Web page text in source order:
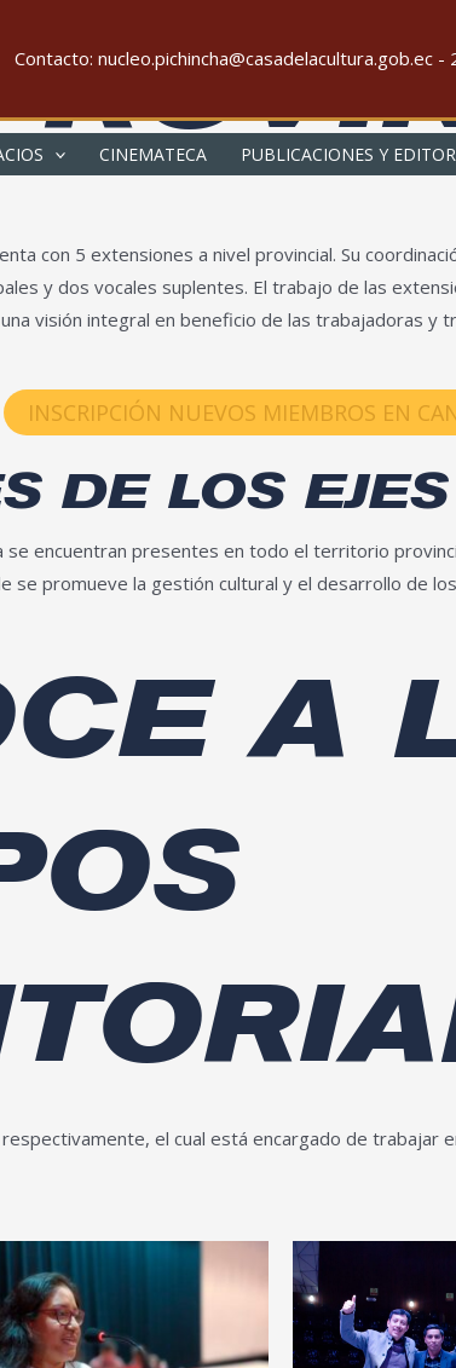
Contacto: nucleo.pichincha@casadelacultura.gob.ec -
CINEMATECA PUBLICACIONES Y
con 5 extensiones a nivel provincial. Su
y dos vocales suplentes. El trabajo de las
visión integral en beneficio de las trabajadoras y
INSCRIPCIÓN NUEVOS MIEMBROS EN
DE LOS
se encuentran presentes en todo el territorio
promueve la gestión cultural y el desarrollo de
A
el cual está encargado de trabajar